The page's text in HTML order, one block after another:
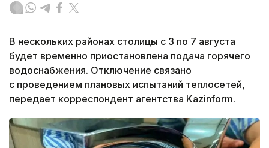
В нескольких районах столицы с 3 по 7 августа
будет временно приостановлена подача горячего
водоснабжения. Отключение связано
с проведением плановых испытаний теплосетей,
передает корреспондент агентства Kazinform.